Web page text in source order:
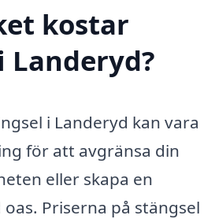
kostar
Landeryd?
i Landeryd kan vara
för att avgränsa din
eller skapa en
Priserna på stängsel